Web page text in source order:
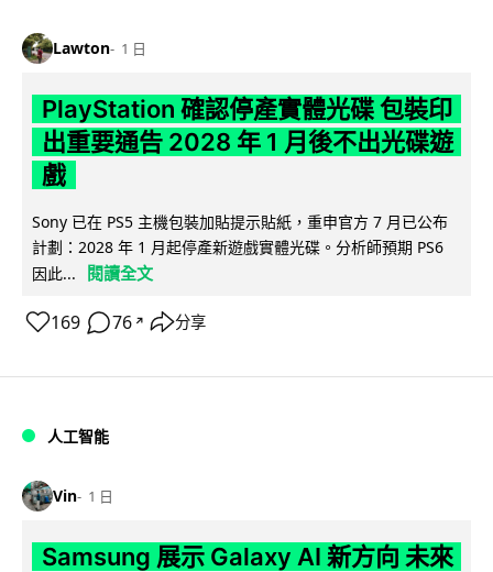
Lawton 1 日
PlayStation 確認停產實體光碟 包裝印
出重要通告 2028 年 1 月後不出光碟遊
戲
Sony 已在 PS5 主機包裝加貼提示貼紙，重申官方 7 月已公布
計劃：2028 年 1 月起停產新遊戲實體光碟。分析師預期 PS6
因此...
閱讀全文
169 76 ↗ 分享
人工智能
Vin 1 日
Samsung 展示 Galaxy AI 新方向 未來